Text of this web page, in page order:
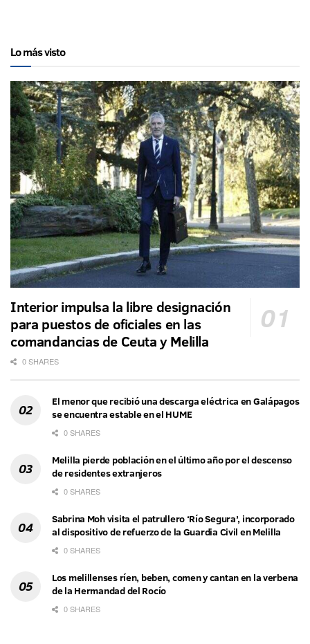
Lo más visto
Interior impulsa la libre designación
para puestos de oficiales en las
comandancias de Ceuta y Melilla
0 SHARES
El menor que recibió una descarga eléctrica en Galápagos
se encuentra estable en el HUME
0 SHARES
Melilla pierde población en el último año por el descenso
de residentes extranjeros
0 SHARES
Sabrina Moh visita el patrullero ‘Río Segura’, incorporado
al dispositivo de refuerzo de la Guardia Civil en Melilla
0 SHARES
Los melillenses ríen, beben, comen y cantan en la verbena
de la Hermandad del Rocío
0 SHARES